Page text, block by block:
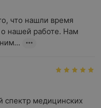
что нашли время
нашей работе. Нам
спектр медицинских